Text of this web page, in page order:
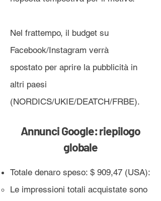
Nel frattempo, il budget su
Facebook/Instagram verrà
spostato per aprire la pubblicità in
altri paesi
(NORDICS/UKIE/DEATCH/FRBE).
Annunci Google: riepilogo
globale
Totale denaro speso: $ 909,47 (USA):
Le impressioni totali acquistate sono